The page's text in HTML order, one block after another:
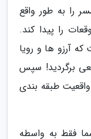
را به طور واقع
را پیدا کند.
آرزو ها و رویا
برگردید! سپس
طبقه بندی
فقط به واسطه